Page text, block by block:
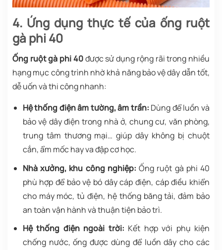
4. Ứng dụng thực tế của ống ruột
gà phi 40
Ống ruột gà phi 40được sử dụng rộng rãi trong nhiều
hạng mục công trình nhờ khả năng bảo vệ dây dẫn tốt,
dễ uốn và thi công nhanh:
Hệ thống điện âm tường, âm trần: Dùng để luồn và
bảo vệ dây điện trong nhà ở, chung cư, văn phòng,
trung tâm thương mại… giúp dây không bị chuột
cắn, ẩm mốc hay va đập cơ học.
Nhà xưởng, khu công nghiệp: Ống ruột gà phi 40
phù hợp để bảo vệ bó dây cáp điện, cáp điều khiển
cho máy móc, tủ điện, hệ thống băng tải, đảm bảo
an toàn vận hành và thuận tiện bảo trì.
Hệ thống điện ngoài trời: Kết hợp với phụ kiện
chống nước, ống được dùng để luồn dây cho các